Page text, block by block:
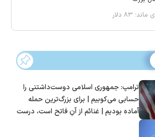
۸۳ دلار
ترامپ: جمهوری اسلامی دوست‌داشتنی را
حسابی می‌کوبیم | برای بزرگ‌ترین حمله
آماده بودیم | غنائم از آنِ فاتح است، درست